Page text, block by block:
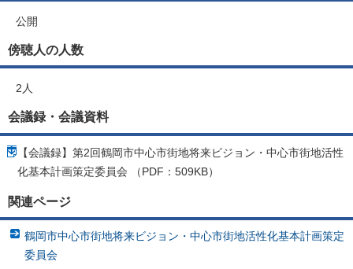
公開
傍聴人の人数
2人
会議録・会議資料
【会議録】第2回鶴岡市中心市街地将来ビジョン・中心市街地活性
化基本計画策定委員会 （PDF：509KB）
関連ページ
鶴岡市中心市街地将来ビジョン・中心市街地活性化基本計画策定
委員会